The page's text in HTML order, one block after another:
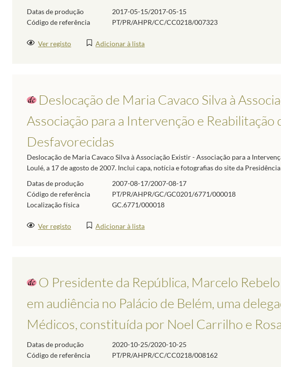
Datas de produção
2017-05-15/2017-05-15
Código de referência
PT/PR/AHPR/CC/CC0218/007323
Ver registo Adicionar à lista
Deslocação de Maria Cavaco Silva à
Associação para a Intervenção e
Desfavorecidas
Deslocação de Maria Cavaco Silva à Associação Existir - Associação para a
Loulé, a 17 de agosto de 2007. Inclui capa, notícia e fotografias do site da
Datas de produção
2007-08-17/2007-08-17
Código de referência
PT/PR/AHPR/GC/GC0201/6771/000018
Localização física
GC.6771/000018
Ver registo Adicionar à lista
O Presidente da República, Marcelo
em audiência no Palácio de Belém, uma
Médicos, constituída por Noel Carrilho e
Datas de produção
2020-10-25/2020-10-25
Código de referência
PT/PR/AHPR/CC/CC0218/008162